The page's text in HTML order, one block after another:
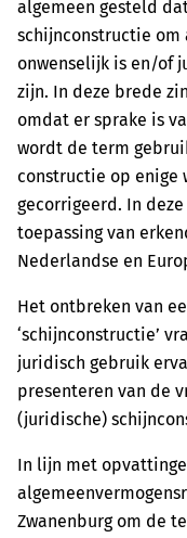
algemeen gesteld
schijnconstructie om
onwenselijk is en/of
zijn. In deze brede
omdat er sprake is
wordt de term
constructie op enige
gecorrigeerd. In
toepassing van
Nederlandse en
Het ontbreken van
‘schijnconstructie’
juridisch gebruik
presenteren van de
(juridische)
In lijn met
Zwanenburg om de